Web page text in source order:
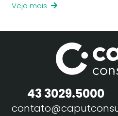
Veja mais
43 3029.5000